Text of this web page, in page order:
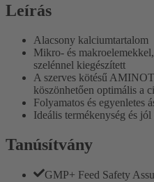
Leírás
Alacsony kalciumtartalom
Mikro- és
szelénnel kiegészített
A szerves kötésű
köszönhetően optimális a
Folyamatos és egyenletes
Ideális termékenység és
Tanúsítvány
GMP+ Feed Safety